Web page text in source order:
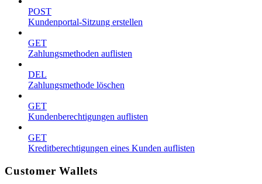
POST
Kundenportal-Sitzung erstellen
GET
Zahlungsmethoden auflisten
DEL
Zahlungsmethode löschen
GET
Kundenberechtigungen auflisten
GET
Kreditberechtigungen eines Kunden auflisten
Customer Wallets